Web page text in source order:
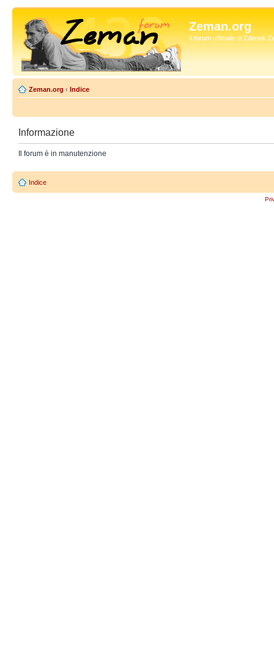
Zeman.org
Il forum ufficiale di Zdenek
Zeman.org ‹ Indice
Informazione
Il forum è in manutenzione
Indice